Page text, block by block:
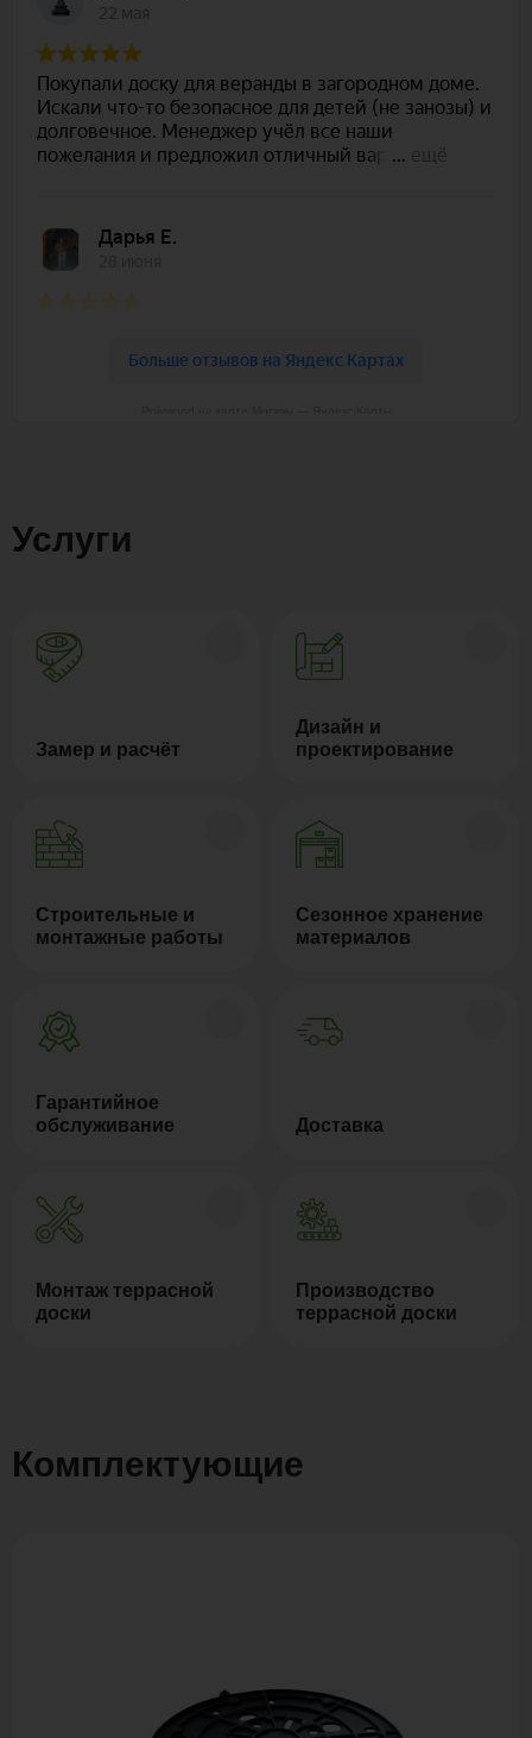
Услуги
Замер и расчёт
Дизайн и
проектирование
Строительные и
монтажные работы
Сезонное хранение
материалов
Гарантийное
обслуживание
Доставка
Монтаж террасной
доски
Производство
террасной доски
Комплектующие